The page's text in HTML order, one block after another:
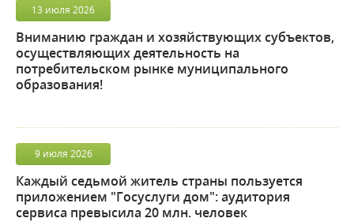
13 июля 2026
Вниманию граждан и хозяйствующих субъектов,
осуществляющих деятельность на
потребительском рынке муниципального
образования!
9 июля 2026
Каждый седьмой житель страны пользуется
приложением "Госуслуги дом": аудитория
сервиса превысила 20 млн. человек